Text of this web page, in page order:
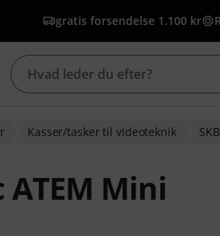
gratis forsendelse 1.100 kr
Kasser/tasker til videoteknik SKB
ATEM Mini